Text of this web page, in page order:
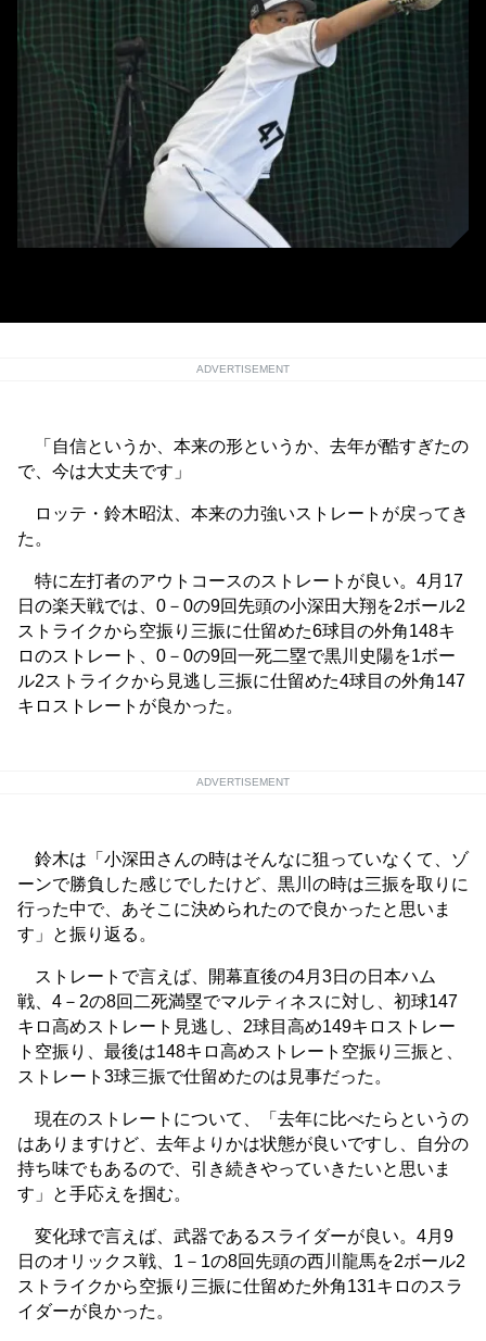
ADVERTISEMENT
「自信というか、本来の形というか、去年が酷すぎたの
で、今は大丈夫です」
ロッテ・鈴木昭汰、本来の力強いストレートが戻ってき
た。
特に左打者のアウトコースのストレートが良い。4月17
日の楽天戦では、0－0の9回先頭の小深田大翔を2ボール2
ストライクから空振り三振に仕留めた6球目の外角148キ
ロのストレート、0－0の9回一死二塁で黒川史陽を1ボー
ル2ストライクから見逃し三振に仕留めた4球目の外角147
キロストレートが良かった。
ADVERTISEMENT
鈴木は「小深田さんの時はそんなに狙っていなくて、ゾ
ーンで勝負した感じでしたけど、黒川の時は三振を取りに
行った中で、あそこに決められたので良かったと思いま
す」と振り返る。
ストレートで言えば、開幕直後の4月3日の日本ハム
戦、4－2の8回二死満塁でマルティネスに対し、初球147
キロ高めストレート見逃し、2球目高め149キロストレー
ト空振り、最後は148キロ高めストレート空振り三振と、
ストレート3球三振で仕留めたのは見事だった。
現在のストレートについて、「去年に比べたらというの
はありますけど、去年よりかは状態が良いですし、自分の
持ち味でもあるので、引き続きやっていきたいと思いま
す」と手応えを掴む。
変化球で言えば、武器であるスライダーが良い。4月9
日のオリックス戦、1－1の8回先頭の西川龍馬を2ボール2
ストライクから空振り三振に仕留めた外角131キロのスラ
イダーが良かった。